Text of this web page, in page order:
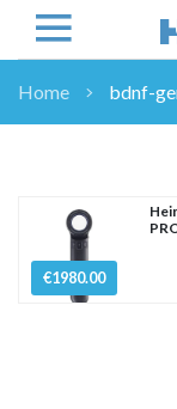
Home bdnf-
€1980.00